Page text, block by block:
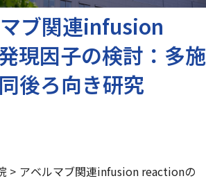
ブ関連infusion
現因子の検討：多施
後ろ向き研究
> アベルマブ関連infusion reactionの